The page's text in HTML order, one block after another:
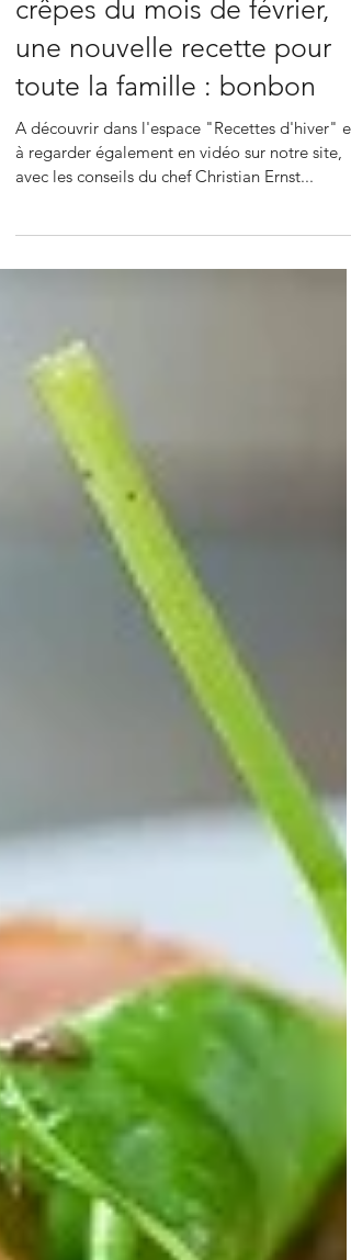
Pour accompagner les
crêpes du mois de février,
une nouvelle recette pour
toute la famille : bonbon
avec les conseils du chef Christian Ernst...